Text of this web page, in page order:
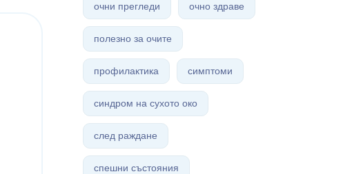
очни прегледи очно здраве
полезно за очите
профилактика симптоми
синдром на сухото око
след раждане
спешни състояния